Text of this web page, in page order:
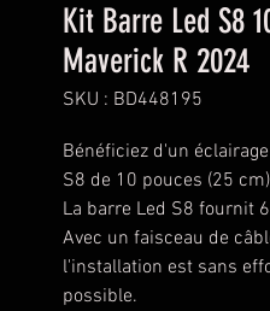
Kit Barre Led S8
Maverick R 2024
SKU : BD448195
Bénéficiez d'un
S8 de 10 pouces (25
La barre Led S8 fournit
Avec un faisceau de
l'installation est sans
possible.